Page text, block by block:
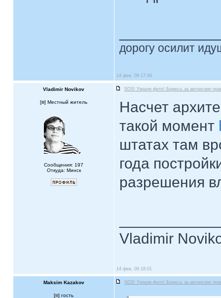
дорогу осилит
14 фев, 09 17:49
Vladimir Novikov SOS! Украли фото! Борюсь за авторские
[ ] Местный житель
Сообщения: 197
Откуда: Минск
Насчет
такой момент
штатах там
года
разрешения
Vladimir
14 фев, 09 18:01
Maksim Kazakov SOS! Украли фото! Борюсь за авторские
[ ] гость